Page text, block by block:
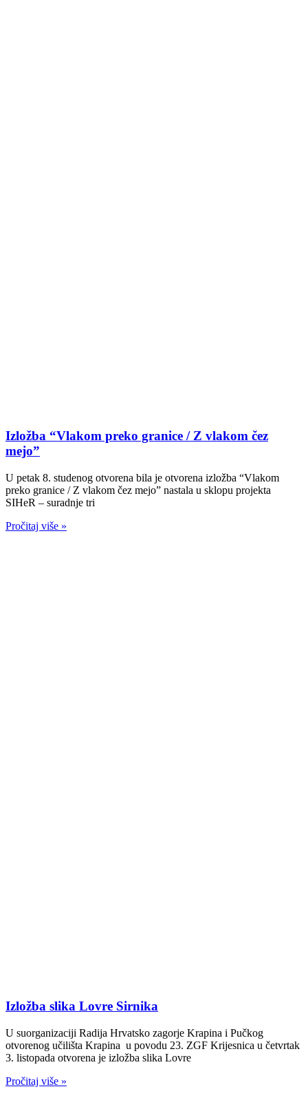
Izložba “Vlakom preko granice / Z vlakom čez
mejo”
U petak 8. studenog otvorena bila je otvorena izložba “Vlakom
preko granice / Z vlakom čez mejo” nastala u sklopu projekta
SIHeR – suradnje tri
Pročitaj više »
Izložba slika Lovre Sirnika
U suorganizaciji Radija Hrvatsko zagorje Krapina i Pučkog
otvorenog učilišta Krapina u povodu 23. ZGF Krijesnica u četvrtak
3. listopada otvorena je izložba slika Lovre
Pročitaj više »